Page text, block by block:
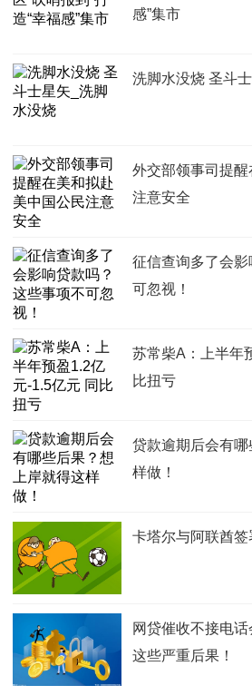
感”集市
洗脚水没烧 圣斗
外交部领事司提
注意安全
征信查询多了会
可忽视！
苏常柴A：上半年
比扭亏
贷款逾期后会有
样做！
卡塔尔与阿联酋
网贷催收不接电
这些严重后果！